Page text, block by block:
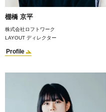
棚橋 京平
株式会社ロフトワーク
LAYOUT ディレクター
Profile